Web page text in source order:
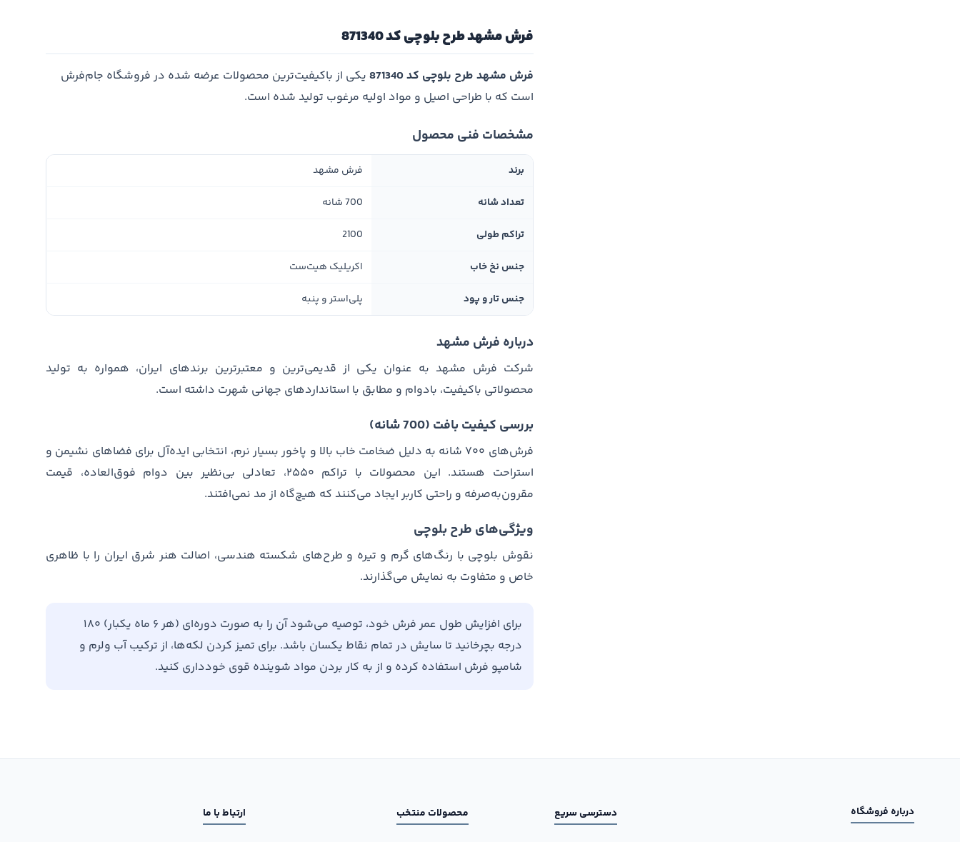
فرش مشهد طرح بلوچی کد 871340
فرش مشهد طرح بلوچی کد 871340
یکی از باکیفیت‌ترین محصولات عرضه شده در فروشگاه جام‌فرش
است که با طراحی اصیل و مواد اولیه مرغوب تولید شده است.
مشخصات فنی محصول
برند فرش مشهد
تعداد شانه 700 شانه
تراکم طولی 2100
جنس نخ خاب اکریلیک هیت‌ست
جنس تار و پود پلی‌استر و پنبه
درباره فرش مشهد
شرکت فرش مشهد به عنوان یکی از قدیمی‌ترین و معتبرترین برندهای ایران، همواره به تولید
محصولاتی باکیفیت، بادوام و مطابق با استانداردهای جهانی شهرت داشته است.
بررسی کیفیت بافت (700 شانه)
فرش‌های ۷۰۰ شانه به دلیل ضخامت خاب بالا و پاخور بسیار نرم، انتخابی ایده‌آل برای فضاهای نشیمن و
استراحت هستند. این محصولات با تراکم ۲۵۵۰، تعادلی بی‌نظیر بین دوام فوق‌العاده، قیمت
مقرون‌به‌صرفه و راحتی کاربر ایجاد می‌کنند که هیچ‌گاه از مد نمی‌افتند.
ویژگی‌های طرح بلوچی
نقوش بلوچی با رنگ‌های گرم و تیره و طرح‌های شکسته هندسی، اصالت هنر شرق ایران را با ظاهری
خاص و متفاوت به نمایش می‌گذارند.
برای افزایش طول عمر فرش خود، توصیه می‌شود آن را به صورت دوره‌ای (هر ۶ ماه یکبار) ۱۸۰
درجه بچرخانید تا سایش در تمام نقاط یکسان باشد. برای تمیز کردن لکه‌ها، از ترکیب آب ولرم و
شامپو فرش استفاده کرده و از به کار بردن مواد شوینده قوی خودداری کنید.
درباره فروشگاه دسترسی سریع محصولات منتخب ارتباط با ما